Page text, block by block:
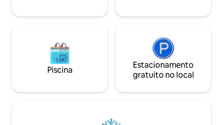
Piscina
Estacionamento
gratuito no local